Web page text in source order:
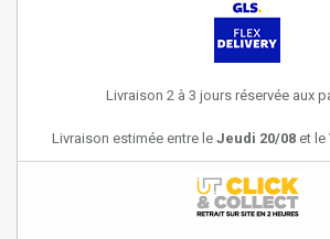
Livraison 2 à 3 jours réservée aux
Livraison estimée entre le Jeudi 20/08et le